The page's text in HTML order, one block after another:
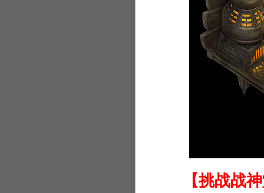
【挑战战